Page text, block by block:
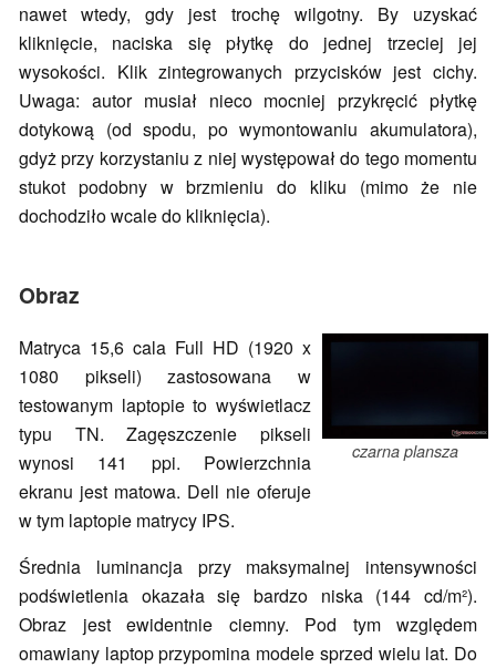
nawet wtedy, gdy jest trochę wilgotny. By uzyskać
kliknięcie, naciska się płytkę do jednej trzeciej jej
wysokości. Klik zintegrowanych przycisków jest cichy.
Uwaga: autor musiał nieco mocniej przykręcić płytkę
dotykową (od spodu, po wymontowaniu akumulatora),
gdyż przy korzystaniu z niej występował do tego momentu
stukot podobny w brzmieniu do kliku (mimo że nie
dochodziło wcale do kliknięcia).
Obraz
czarna plansza
Matryca 15,6 cala Full HD (1920 x
1080 pikseli) zastosowana w
testowanym laptopie to wyświetlacz
typu TN. Zagęszczenie pikseli
wynosi 141 ppi. Powierzchnia
ekranu jest matowa. Dell nie oferuje
w tym laptopie matrycy IPS.
Średnia luminancja przy maksymalnej intensywności
podświetlenia okazała się bardzo niska (144 cd/m²).
Obraz jest ewidentnie ciemny. Pod tym względem
omawiany laptop przypomina modele sprzed wielu lat. Do